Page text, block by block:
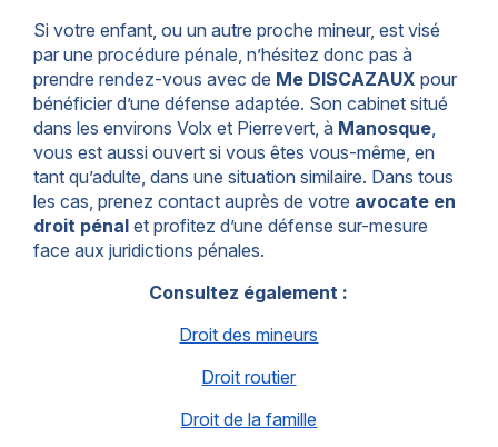
Si votre enfant, ou un autre proche mineur, est visé
par une procédure pénale, n’hésitez donc pas à
prendre rendez-vous avec de Me DISCAZAUX pour
bénéficier d’une défense adaptée. Son cabinet situé
dans les environs Volx et Pierrevert, à Manosque,
vous est aussi ouvert si vous êtes vous-même, en
tant qu’adulte, dans une situation similaire. Dans tous
les cas, prenez contact auprès de votre avocate en
droit pénalet profitez d’une défense sur-mesure
face aux juridictions pénales.
Consultez également :
Droit des mineurs
Droit routier
Droit de la famille